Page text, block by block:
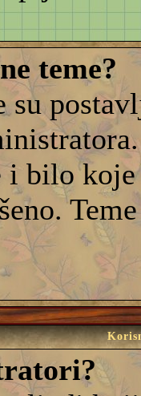
teme?
su
i bilo